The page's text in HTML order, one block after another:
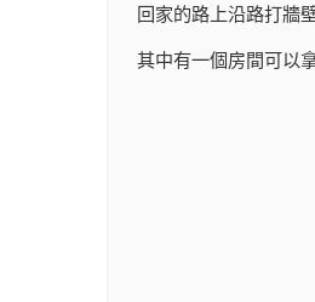
回家的路上沿路打牆
其中有一個房間可以